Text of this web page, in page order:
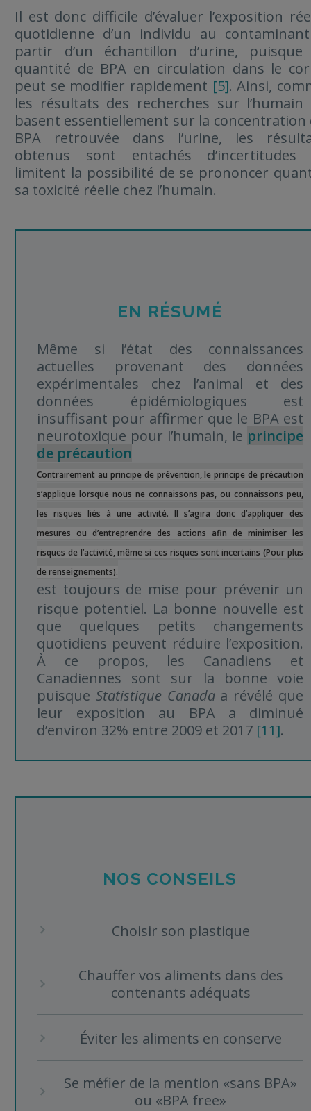
Il est donc difficile d’évaluer l’exposition
quotidienne d’un individu au
partir d’un échantillon d’urine,
quantité de BPA en circulation dans le
peut se modifier rapidement [5]. Ainsi,
les résultats des recherches sur l’humain
basent essentiellement sur la concentration
BPA retrouvée dans l’urine, les
obtenus sont entachés d’incertitudes
limitent la possibilité de se prononcer
sa toxicité réelle chez l’humain.
EN RÉSUMÉ
Même si l’état des connaissances
actuelles provenant des données
expérimentales chez l’animal et des
données épidémiologiques est
insuffisant pour affirmer que le BPA est
neurotoxique pour l’humain, le principe
de précaution
Contrairement au principe de prévention, le principe de précaution
s’applique lorsque nous ne connaissons pas, ou connaissons peu,
les risques liés à une activité. Il s’agira donc d’appliquer des
mesures ou d’entreprendre des actions afin de minimiser les
risques de l’activité, même si ces risques sont incertains (Pour plus
de renseignements).
est toujours de mise pour prévenir un
risque potentiel. La bonne nouvelle est
que quelques petits changements
quotidiens peuvent réduire l’exposition.
À ce propos, les Canadiens et
Canadiennes sont sur la bonne voie
puisque Statistique Canadaa révélé que
leur exposition au BPA a diminué
d’environ 32% entre 2009 et 2017 [11].
NOS CONSEILS
Choisir son plastique
Chauffer vos aliments dans des
contenants adéquats
Éviter les aliments en conserve
Se méfier de la mention «sans BPA»
ou «BPA free»